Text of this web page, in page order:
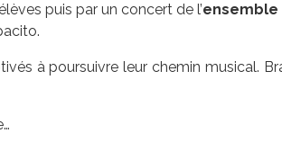
puis par un concert de l’
à poursuivre leur chemin musical.